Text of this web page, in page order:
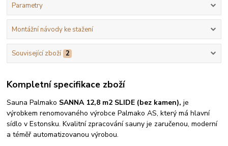
Parametry
Montážní návody ke stažení
Související zboží 2
Kompletní specifikace zboží
Sauna Palmako SANNA 12,8 m2 SLIDE (bez kamen),je
výrobkem renomovaného výrobce Palmako AS, který má hlavní
sídlo v Estonsku. Kvalitní zpracování sauny je zaručenou, moderní
a téměř automatizovanou výrobou.